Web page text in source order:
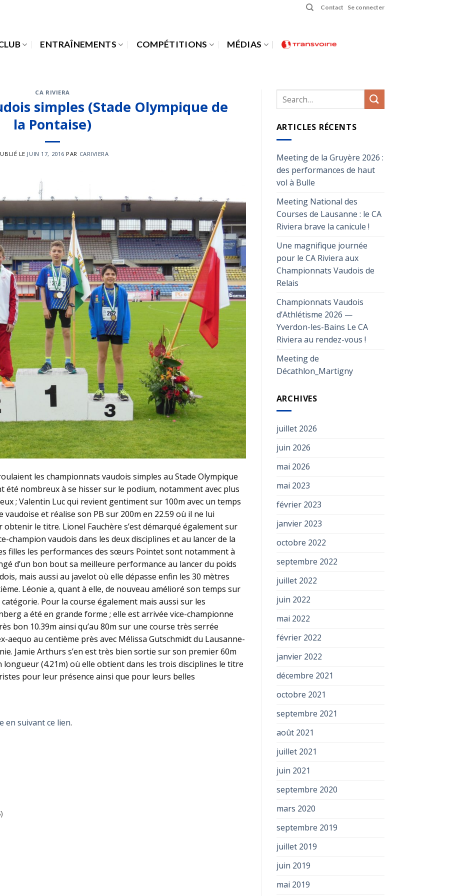
Contact Se connecter
ENTRAÎNEMENTS COMPÉTITIONS MÉDIAS
CA RIVIERA
simples (Stade Olympique de
la Pontaise)
LE JUIN 17, 2016 PAR CARIVIERA
les championnats vaudois simples au Stade Olympique
été nombreux à se hisser sur le podium, notamment avec plus
; Valentin Luc qui revient gentiment sur 100m avec un temps
vaudoise et réalise son PB sur 200m en 22.59 où il ne lui
le titre. Lionel Fauchère s’est démarqué également sur
champion vaudois dans les deux disciplines et au lancer de la
filles les performances des sœurs Pointet sont notamment à
d’un bon bout sa meilleure performance au lancer du poids
mais aussi au javelot où elle dépasse enfin les 30 mètres
Léonie a, quant à elle, de nouveau amélioré son temps sur
Pour la course également mais aussi sur les
a été en grande forme ; elle est arrivée vice-championne
bon 10.39m ainsi qu’au 80m sur une course très serrée
aequo au centième près avec Mélissa Gutschmidt du Lausanne-
Jamie Arthurs s’en est très bien sortie sur son premier 60m
longueur (4.21m) où elle obtient dans les trois disciplines le titre
pour leur présence ainsi que pour leurs belles
en suivant ce lien.
ARTICLES RÉCENTS
Meeting de la Gruyère 2026 :
des performances de haut
vol à Bulle
Meeting National des
Courses de Lausanne : le CA
Riviera brave la canicule !
Une magnifique journée
pour le CA Riviera aux
Championnats Vaudois de
Relais
Championnats Vaudois
d’Athlétisme 2026 —
Yverdon-les-Bains Le CA
Riviera au rendez-vous !
Meeting de
Décathlon_Martigny
ARCHIVES
juillet 2026
juin 2026
mai 2026
mai 2023
février 2023
janvier 2023
octobre 2022
septembre 2022
juillet 2022
juin 2022
mai 2022
février 2022
janvier 2022
décembre 2021
octobre 2021
septembre 2021
août 2021
juillet 2021
juin 2021
septembre 2020
mars 2020
septembre 2019
juillet 2019
juin 2019
mai 2019